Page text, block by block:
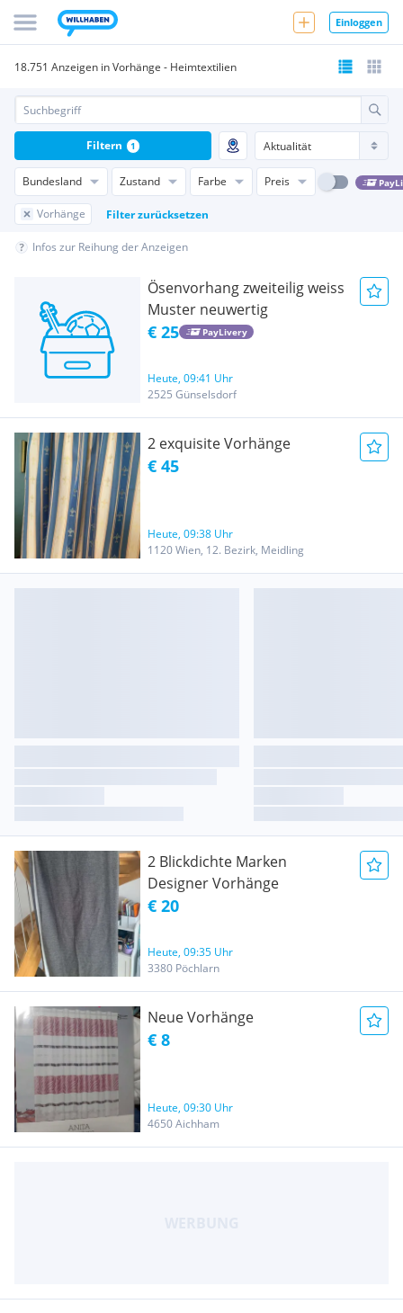
Einloggen
18.751 Anzeigen in Vorhänge - Heimtextilien
Bundesland Zustand Farbe Preis
Vorhänge Filter zurücksetzen
Filtern 1
Infos zur Reihung der Anzeigen
Ösenvorhang zweiteilig weiss
Muster neuwertig
€ 25 PayLivery
Heute, 09:41 Uhr
2525 Günselsdorf
2 exquisite Vorhänge
€ 45
Heute, 09:38 Uhr
1120 Wien, 12. Bezirk, Meidling
2 Blickdichte Marken
Designer Vorhänge
€ 20
Heute, 09:35 Uhr
3380 Pöchlarn
Neue Vorhänge
€ 8
Heute, 09:30 Uhr
4650 Aichham